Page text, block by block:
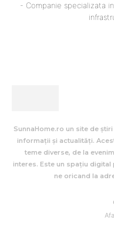
- Companie specializata
SunnaHome.ro un site de
informații și actualități.
teme diverse, de la
interes. Este un spațiu
ne oricand la